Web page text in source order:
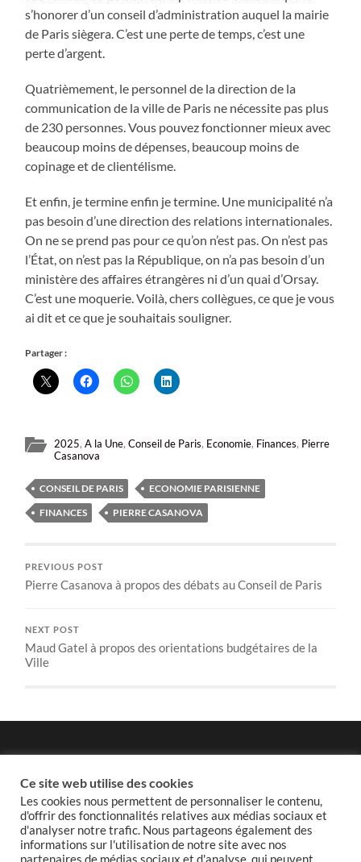
s’honorer d’un conseil d’administration auquel la mairie
de Paris siègera. C’est une perte de temps, c’est une
perte d’argent.
Quatrièmement, le personnel de la direction de la
communication de la ville de Paris ne nécessite pas plus
de 230 personnes. Vous pouvez fonctionner mieux avec
beaucoup moins de dépenses, beaucoup moins de
copinage et de clientélisme.
Et enfin, je termine enfin je termine. Une municipalité n’a
pas besoin d’une direction des relations internationales.
On ne se prend pas pour ce qu’on n’est pas. On n’est pas
l’État, on n’est pas la République, on n’a pas besoin d’un
ministère des affaires étrangères ni d’un quai d’Orsay.
C’est une moquerie. Voilà, chers collègues, ce que je vous
ai dit et ce que je souhaitais souligner.
Partager :
2025,A la Une,Conseil de Paris, Economie, Finances, Pierre
Casanova
CONSEIL DE PARIS
ECONOMIE PARISIENNE
FINANCES
PIERRE CASANOVA
PREVIOUS POST
Pierre Casanova à propos des débats au Conseil de Paris
NEXT POST
Maud Gatel à propos des orientations budgétaires de la
Ville
Politique de cookies
Ce site web utilise des cookies
Les cookies nous permettent de personnaliser le contenu,
d'offrir des fonctionnalités relatives aux médias sociaux et
d'analyser notre trafic. Nous partageons également des
informations sur l'utilisation de notre site avec nos
partenaires de médias sociaux et d'analyse, qui peuvent